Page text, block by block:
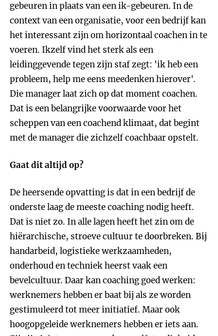
gebeuren in plaats van een ik-gebeuren. In de
context van een organisatie, voor een bedrijf kan
het interessant zijn om horizontaal coachen in te
voeren. Ikzelf vind het sterk als een
leidinggevende tegen zijn staf zegt: 'ik heb een
probleem, help me eens meedenken hierover'.
Die manager laat zich op dat moment coachen.
Dat is een belangrijke voorwaarde voor het
scheppen van een coachend klimaat, dat begint
met de manager die zichzelf coachbaar opstelt.
Gaat dit altijd op?
De heersende opvatting is dat in een bedrijf de
onderste laag de meeste coaching nodig heeft.
Dat is niet zo. In alle lagen heeft het zin om de
hiërarchische, stroeve cultuur te doorbreken. Bij
handarbeid, logistieke werkzaamheden,
onderhoud en techniek heerst vaak een
bevelcultuur. Daar kan coaching goed werken:
werknemers hebben er baat bij als ze worden
gestimuleerd tot meer initiatief. Maar ook
hoogopgeleide werknemers hebben er iets aan.